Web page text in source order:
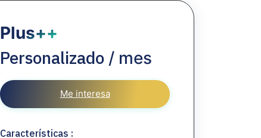
Plus++
Personalizado / mes
Me interesa
Características :